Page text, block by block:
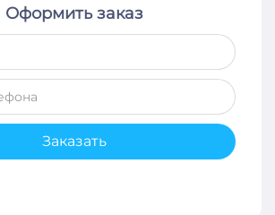
Оформить заказ
Заказать